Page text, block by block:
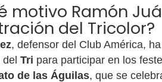
motivo Ramón
del Tricolor?
, defensor del Club América,
Tri para participar en los
de las Águilas, que se